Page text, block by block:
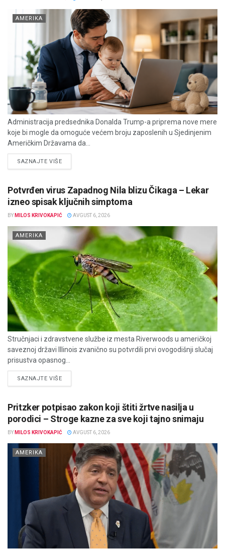
AMERIKA
Administracija predsednika Donalda Trump-a priprema nove mere
koje bi mogle da omoguće većem broju zaposlenih u Sjedinjenim
Američkim Državama da...
SAZNAJTE VIŠEDETAILS
Potvrđen virus Zapadnog Nila blizu Čikaga – Lekar
izneo spisak ključnih simptoma
BY MILOS KRIVOKAPIĆ AVGUST 6, 2026
AMERIKA
Stručnjaci i zdravstvene službe iz mesta Riverwoods u američkoj
saveznoj državi Illinois zvanično su potvrdili prvi ovogodišnji slučaj
prisustva opasnog...
SAZNAJTE VIŠEDETAILS
Pritzker potpisao zakon koji štiti žrtve nasilja u
porodici – Stroge kazne za sve koji tajno snimaju
BY MILOS KRIVOKAPIĆ AVGUST 6, 2026
AMERIKA